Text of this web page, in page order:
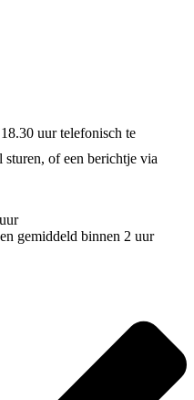
uur telefonisch te
sturen, of een berichtje via
gemiddeld binnen 2 uur